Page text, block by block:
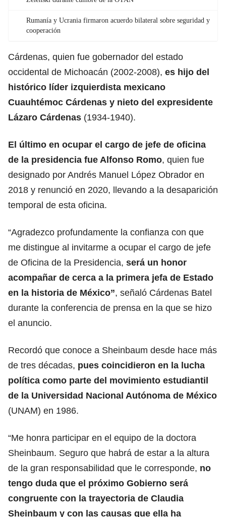
Rumanía y Ucrania firmaron acuerdo bilateral sobre seguridad y
cooperación
Cárdenas, quien fue gobernador del estado
occidental de Michoacán (2002-2008), es hijo del
histórico líder izquierdista mexicano
Cuauhtémoc Cárdenas y nieto del expresidente
Lázaro Cárdenas (1934-1940).
El último en ocupar el cargo de jefe de oficina
de la presidencia fue Alfonso Romo, quien fue
designado por Andrés Manuel López Obrador en
2018 y renunció en 2020, llevando a la desaparición
temporal de esta oficina.
“Agradezco profundamente la confianza con que
me distingue al invitarme a ocupar el cargo de jefe
de Oficina de la Presidencia, será un honor
acompañar de cerca a la primera jefa de Estado
en la historia de México”, señaló Cárdenas Batel
durante la conferencia de prensa en la que se hizo
el anuncio.
Recordó que conoce a Sheinbaum desde hace más
de tres décadas, pues coincidieron en la lucha
política como parte del movimiento estudiantil
de la Universidad Nacional Autónoma de México
(UNAM) en 1986.
“Me honra participar en el equipo de la doctora
Sheinbaum. Seguro que habrá de estar a la altura
de la gran responsabilidad que le corresponde, no
tengo duda que el próximo Gobierno será
congruente con la trayectoria de Claudia
Sheinbaum y con las causas que ella ha